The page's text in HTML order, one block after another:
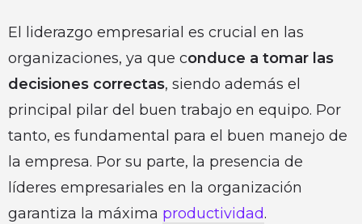
El liderazgo empresarial es crucial en las
organizaciones, ya que conduce a tomar las
decisiones correctas, siendo además el
principal pilar del buen trabajo en equipo. Por
tanto, es fundamental para el buen manejo de
la empresa. Por su parte, la presencia de
líderes empresariales en la organización
garantiza la máxima productividad.